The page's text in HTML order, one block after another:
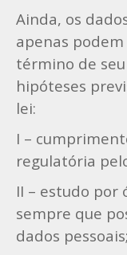
Ainda, os
apenas
término de
hipóteses
lei:
I –
regulatória
II – estudo por
sempre que
dados pessoais;